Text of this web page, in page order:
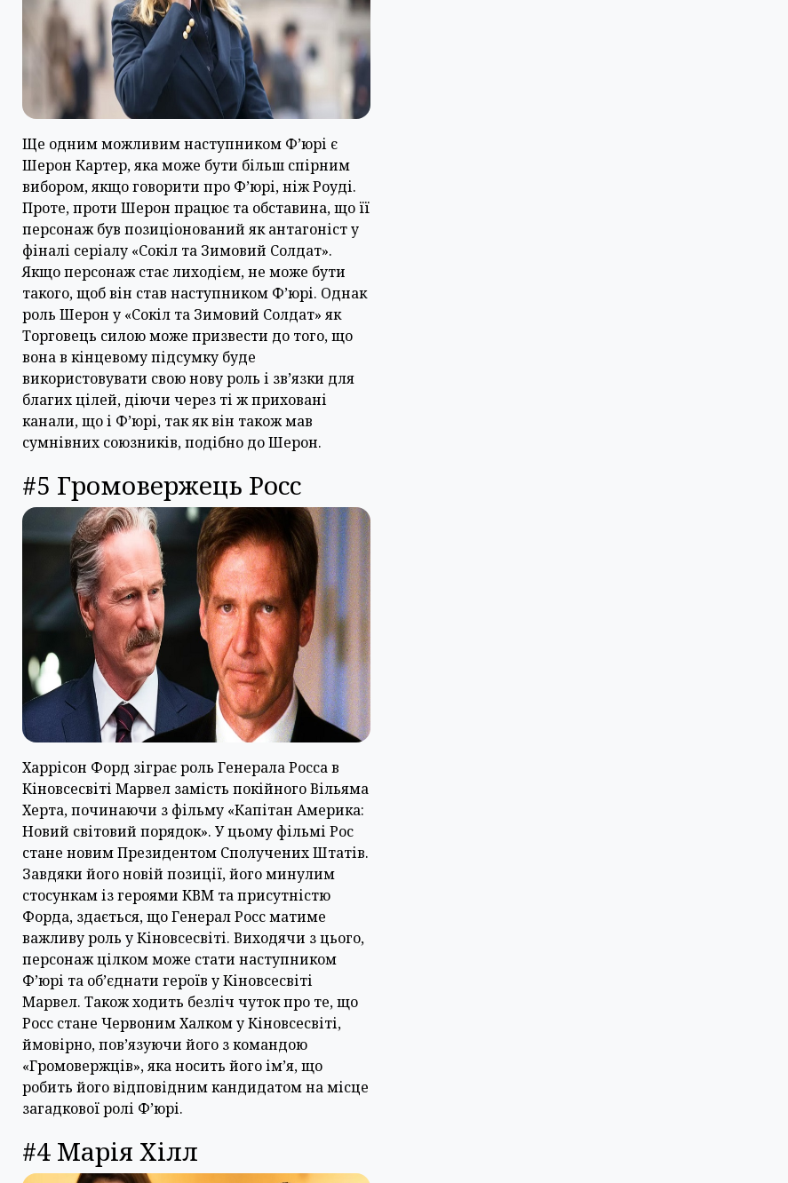
Ще одним можливим наступником Ф’юрі є
Шерон Картер, яка може бути більш спірним
вибором, якщо говорити про Ф’юрі, ніж Роуді.
Проте, проти Шерон працює та обставина, що її
персонаж був позиціонований як антагоніст у
фіналі серіалу «Сокіл та Зимовий Солдат».
Якщо персонаж стає лиходієм, не може бути
такого, щоб він став наступником Ф’юрі. Однак
роль Шерон у «Сокіл та Зимовий Солдат» як
Торговець силою може призвести до того, що
вона в кінцевому підсумку буде
використовувати свою нову роль і зв’язки для
благих цілей, діючи через ті ж приховані
канали, що і Ф’юрі, так як він також мав
сумнівних союзників, подібно до Шерон.
#5 Громовержець Росс
Харрісон Форд зіграє роль Генерала Росса в
Кіновсесвіті Марвел замість покійного Вільяма
Херта, починаючи з фільму «Капітан Америка:
Новий світовий порядок». У цьому фільмі Рос
стане новим Президентом Сполучених Штатів.
Завдяки його новій позиції, його минулим
стосункам із героями КВМ та присутністю
Форда, здається, що Генерал Росс матиме
важливу роль у Кіновсесвіті. Виходячи з цього,
персонаж цілком може стати наступником
Ф’юрі та об’єднати героїв у Кіновсесвіті
Марвел. Також ходить безліч чуток про те, що
Росс стане Червоним Халком у Кіновсесвіті,
ймовірно, пов’язуючи його з командою
«Громовержців», яка носить його ім’я, що
робить його відповідним кандидатом на місце
загадкової ролі Ф’юрі.
#4 Марія Хілл